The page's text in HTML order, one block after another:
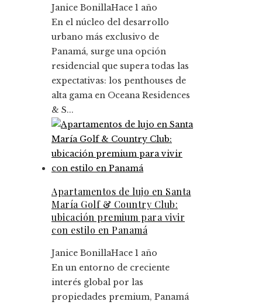
Janice BonillaHace 1 año
En el núcleo del desarrollo
urbano más exclusivo de
Panamá, surge una opción
residencial que supera todas las
expectativas: los penthouses de
alta gama en Oceana Residences
& S...
Apartamentos de lujo en Santa
María Golf & Country Club:
ubicación premium para vivir
con estilo en Panamá
Janice BonillaHace 1 año
En un entorno de creciente
interés global por las
propiedades premium, Panamá